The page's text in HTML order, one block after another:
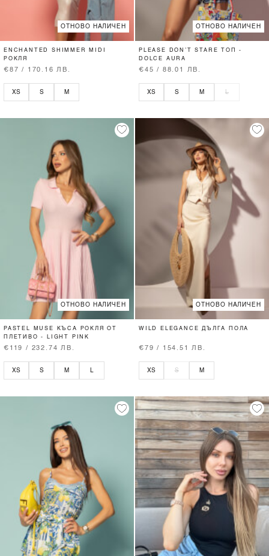
ОТНОВО НАЛИЧЕН
ENCHANTED SHIMMER MIDI
РОКЛЯ
€87 / 170.16 ЛВ.
XS S M
ОТНОВО НАЛИЧЕН
PLEASE DON’T STARE ТОП -
DOLCE AURA
€45 / 88.01 ЛВ.
XS S M L
ОТНОВО НАЛИЧЕН
PASTEL MUSE КЪСА РОКЛЯ ОТ
ПЛЕТИВО - LIGHT PINK
€119 / 232.74 ЛВ.
XS S M L
ОТНОВО НАЛИЧЕН
WILD ELEGANCE ДЪЛГА ПОЛА
€79 / 154.51 ЛВ.
XS S M